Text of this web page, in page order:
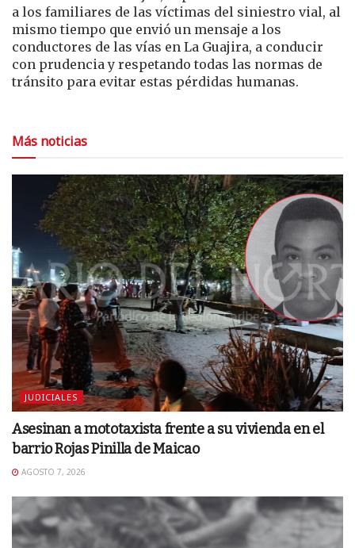
a los familiares de las víctimas del siniestro vial, al
mismo tiempo que envió un mensaje a los
conductores de las vías en La Guajira, a conducir
con prudencia y respetando todas las normas de
tránsito para evitar estas pérdidas humanas.
Más noticias
JUDICIALES
Asesinan a mototaxista frente a su vivienda en el
barrio Rojas Pinilla de Maicao
AGOSTO 7, 2026